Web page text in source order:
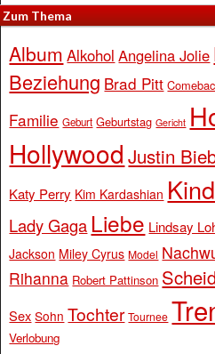
Zum Thema
Album Alkohol Angelina Jolie
Beziehung Brad Pitt
Familie Geburt Geburtstag Gericht
Hollywood Justin
Katy Perry Kim Kardashian
Lady Gaga Liebe Lindsay
Jackson Miley Cyrus Model
Rihanna Robert Pattinson
Sex Sohn Tochter Tournee
Verlobung